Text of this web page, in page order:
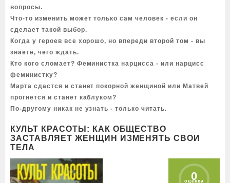
вопросы.
Что-то изменить может только сам человек - если он
сделает такой выбор.
Когда у героев все хорошо, но впереди второй том - вы
знаете, чего ждать.
Кто кого сломает? Феминистка нарцисса - или нарцисс
феминистку?
Марта сдастся и станет покорной женщиной или Матвей
прогнется и станет каблуком?
По-другому никак не узнать - только читать.
КУЛЬТ КРАСОТЫ: КАК ОБЩЕСТВО
ЗАСТАВЛЯЕТ ЖЕНЩИН ИЗМЕНЯТЬ СВОИ
ТЕЛА
0
оценка